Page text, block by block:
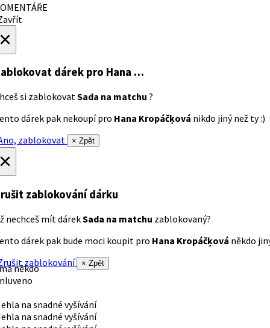
dárek pro Hana …
si zablokovatSada na matchu ?
dárek pak nekoupí pro Hana Kropáčķová nikdo jiný než ty :)
zablokovat
× Zpět
zablokování dárku
nechceš mít dárekSada na matchu zablokovaný?
dárek pak bude moci koupit pro Hana Kropáčķová někdo
zablokování
× Zpět
někdo